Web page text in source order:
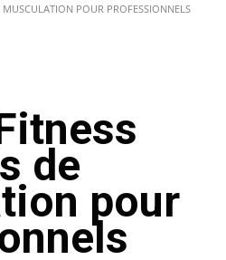
POUR PROFESSIONNELS
de
pour